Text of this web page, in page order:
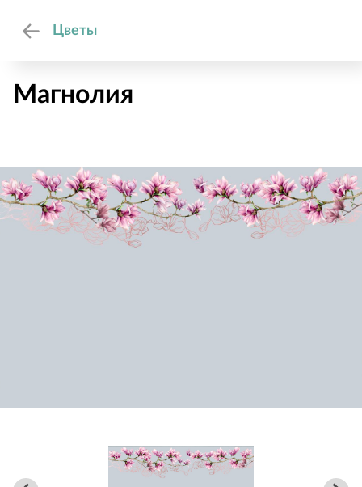
Цветы
Магнолия